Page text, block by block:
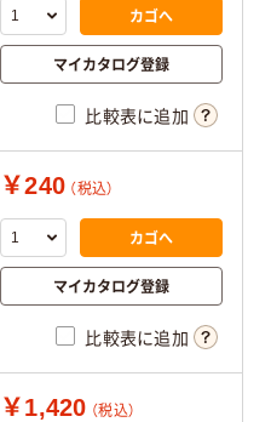
カゴへ
マイカタログ登録
比較表に追加
￥240 （税込）
カゴへ
マイカタログ登録
比較表に追加
￥1,420 （税込）